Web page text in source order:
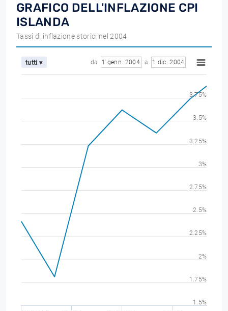
GRAFICO DELL'INFLAZIONE CPI
ISLANDA
Tassi di inflazione storici nel 2004
tutti ▾ da 1 genn. 2004 a 1 dic. 2004
1.5%
1.75%
2%
2.25%
2.5%
2.75%
3%
3.25%
3.5%
3.75%